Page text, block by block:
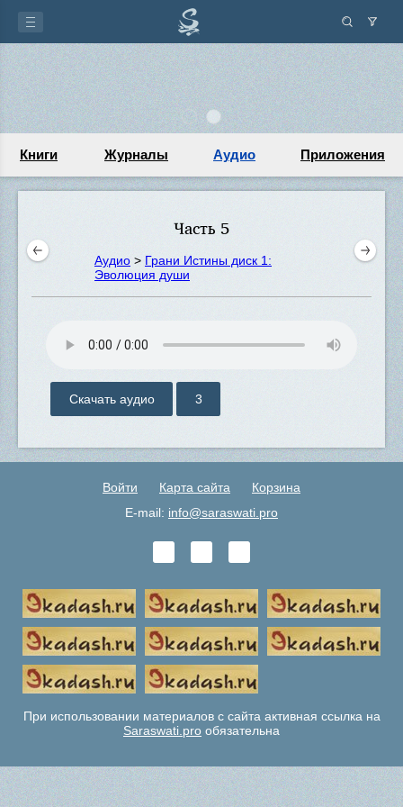
Книги Журналы Аудио Приложения
Часть 5
Аудио > Грани Истины диск 1:
Эволюция души
Скачать аудио 3
Войти Карта сайта
Корзина
E-mail: info@saraswati.pro
При использовании материалов с сайта активная ссылка на
Saraswati.pro обязательна